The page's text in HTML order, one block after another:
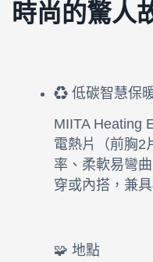
時尚的驚人
♻️ 低碳智慧保
MIITA Heating
電熱片（前胸2
率、柔軟易彎
穿或內搭，兼
🧩 地點